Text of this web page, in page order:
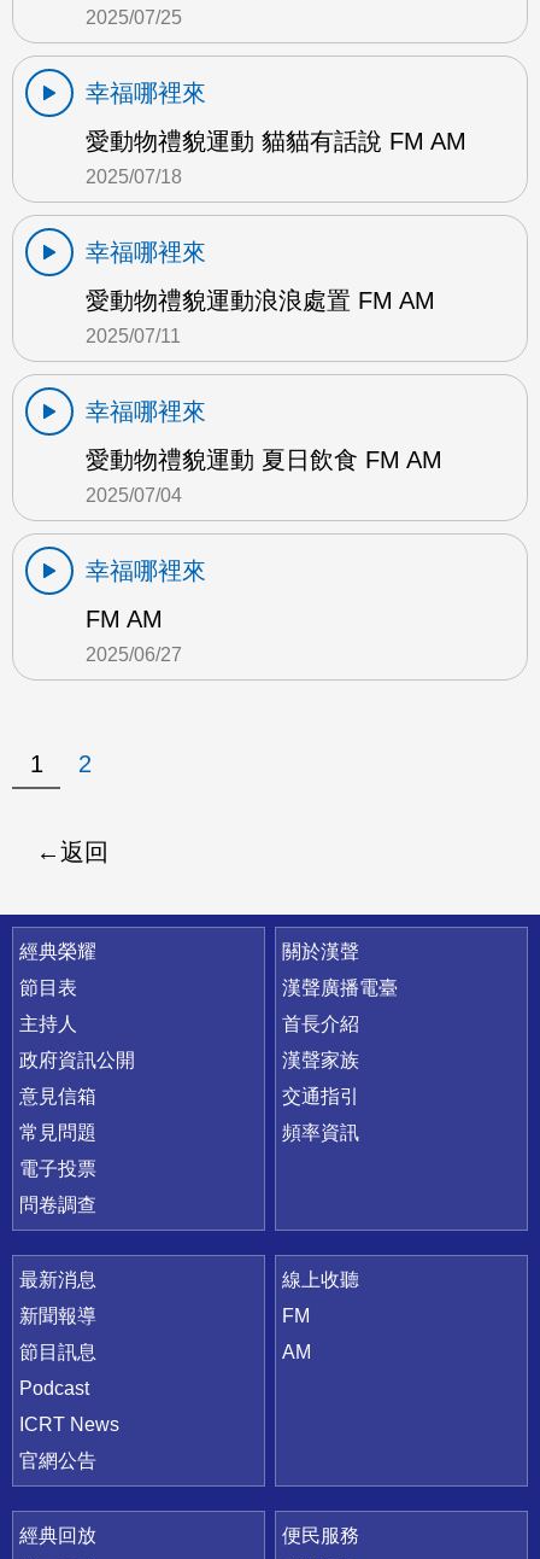
2025/07/25
幸福哪裡來
愛動物禮貌運動 貓貓有話說 FM AM
2025/07/18
幸福哪裡來
愛動物禮貌運動浪浪處置 FM AM
2025/07/11
幸福哪裡來
愛動物禮貌運動 夏日飲食 FM AM
2025/07/04
幸福哪裡來
FM AM
2025/06/27
1 2
返回
快速連結
經典榮耀
節目表
主持人
政府資訊公開
意見信箱
常見問題
電子投票
問卷調查
關於漢聲
漢聲廣播電臺
首長介紹
漢聲家族
交通指引
頻率資訊
最新消息
新聞報導
節目訊息
Podcast
ICRT News
官網公告
線上收聽
FM
AM
經典回放
便民服務